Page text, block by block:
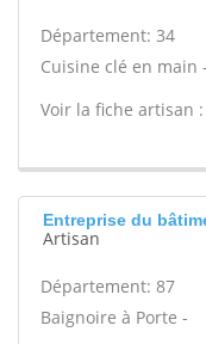
Département: 34
Cuisine clé en main -
Voir la fiche artisan :
Entreprise du
Artisan
Département: 87
Baignoire à Porte -